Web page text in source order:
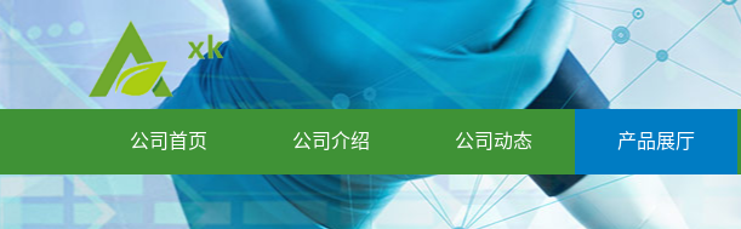
公司首页 公司介绍 公司动态 产品展厅